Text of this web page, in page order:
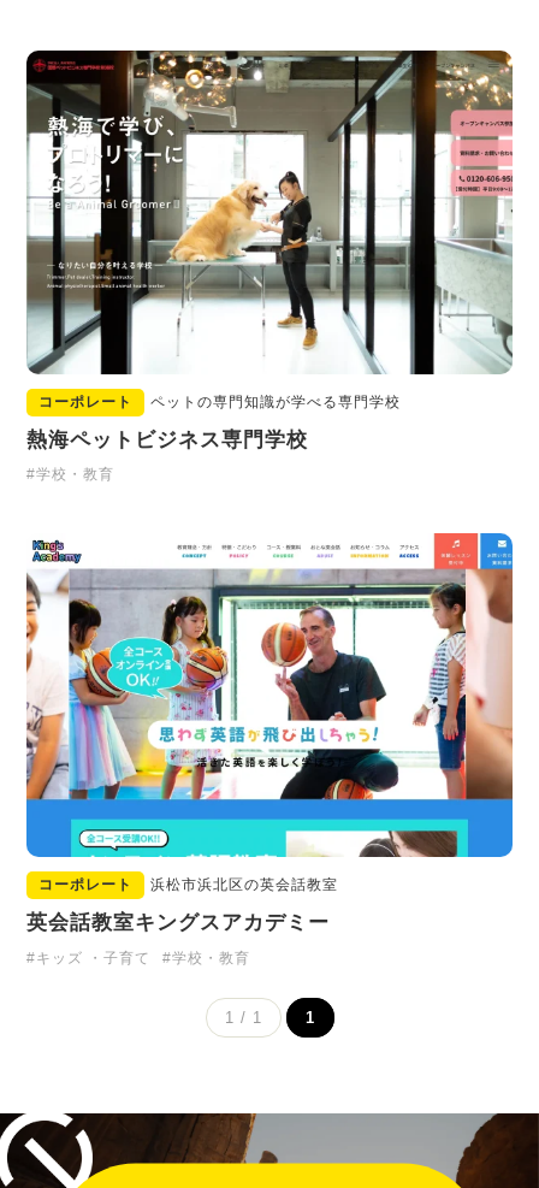
コーポレート ペットの専門知識が学べる専門学校
熱海ペットビジネス専門学校
#学校・教育
コーポレート 浜松市浜北区の英会話教室
英会話教室キングスアカデミー
#キッズ ・子育て #学校・教育
1 / 1 1